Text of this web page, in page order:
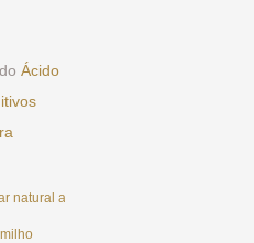
Ácido
natural alho alicina 25%